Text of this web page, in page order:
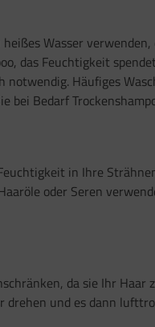
Wasser
das Feuchtigkeit
Häufiges
bei Bedarf
in Ihre
oder Seren
da sie Ihr Haar
und es dann